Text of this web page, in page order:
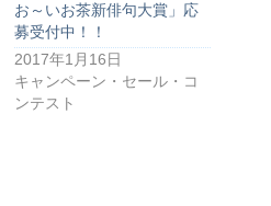
お～いお茶新俳句大賞」応
募受付中！！
2017年1月16日
キャンペーン・セール・コ
ンテスト